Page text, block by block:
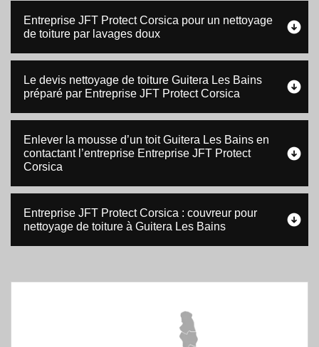
Entreprise JFT Protect Corsica pour un nettoyage
de toiture par lavages doux
Le devis nettoyage de toiture Guitera Les Bains
préparé par Entreprise JFT Protect Corsica
Enlever la mousse d’un toit Guitera Les Bains en
contactant l’entreprise Entreprise JFT Protect
Corsica
Entreprise JFT Protect Corsica : couvreur pour
nettoyage de toiture à Guitera Les Bains